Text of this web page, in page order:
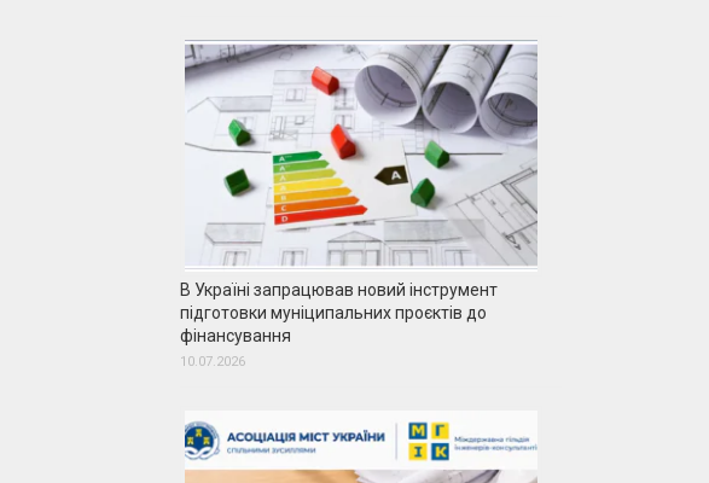
В Україні запрацював новий інструмент
підготовки муніципальних проєктів до
фінансування
10.07.2026